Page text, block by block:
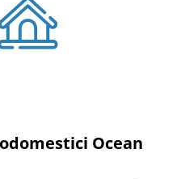
Ocean